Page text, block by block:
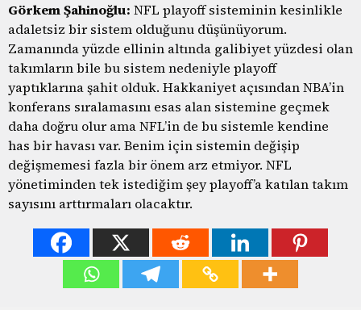
Görkem Şahinoğlu: NFL playoff sisteminin kesinlikle
adaletsiz bir sistem olduğunu düşünüyorum.
Zamanında yüzde ellinin altında galibiyet yüzdesi olan
takımların bile bu sistem nedeniyle playoff
yaptıklarına şahit olduk. Hakkaniyet açısından NBA’in
konferans sıralamasını esas alan sistemine geçmek
daha doğru olur ama NFL’in de bu sistemle kendine
has bir havası var. Benim için sistemin değişip
değişmemesi fazla bir önem arz etmiyor. NFL
yönetiminden tek istediğim şey playoff’a katılan takım
sayısını arttırmaları olacaktır.